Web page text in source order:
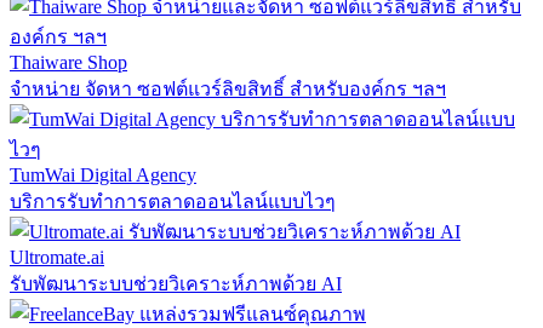
Thaiware Shop
จำหน่าย จัดหา ซอฟต์แวร์ลิขสิทธิ์ สำหรับองค์กร ฯลฯ
TumWai Digital Agency
บริการรับทำการตลาดออนไลน์แบบไวๆ
Ultromate.ai
รับพัฒนาระบบช่วยวิเคราะห์ภาพด้วย AI